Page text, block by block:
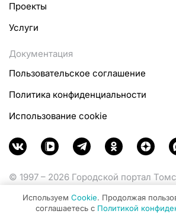
Проекты
Услуги
Документация
Пользовательское соглашение
Политика конфиденциальности
Использование cookie
© 1997 – 2026 Городской портал
Министерства цифрового развития,
Используем Cookie. Продолжая
соглашаетесь с Политикой